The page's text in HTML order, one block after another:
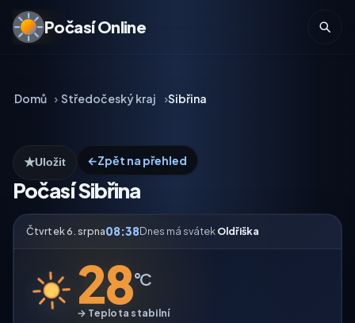
Počasí Online
Domů Středočeský kraj Sibřina
←Zpět na přehled
Počasí Sibřina
★Uložit
Čtvrtek 6. srpna08:38Dnes má svátekOldřiška
28°C
→ Teplota stabilní